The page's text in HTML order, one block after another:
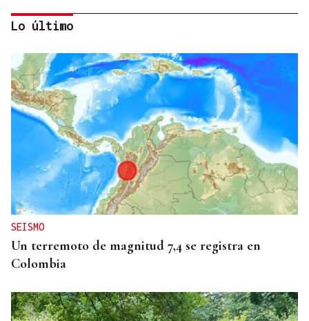
25 DE SEPTIEMBRE
El COB abrirá y cerrará la liga en el Pazo, ante el
Tizona y el Granada
Lo último
SEISMO
Un terremoto de magnitud 7,4 se registra en
Colombia